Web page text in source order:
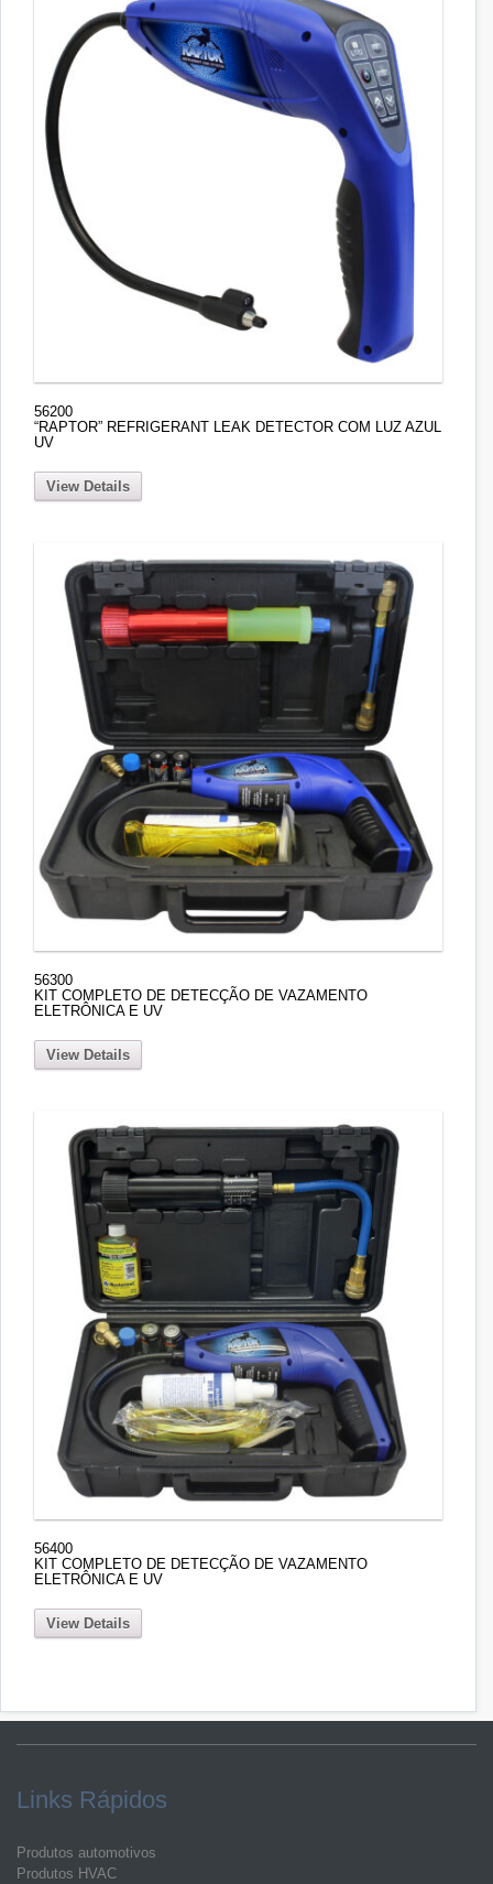
56200
“RAPTOR” REFRIGERANT LEAK DETECTOR COM LUZ AZUL
UV
View Details
56300
KIT COMPLETO DE DETECÇÃO DE VAZAMENTO
ELETRÔNICA E UV
View Details
56400
KIT COMPLETO DE DETECÇÃO DE VAZAMENTO
ELETRÔNICA E UV
View Details
Links Rápidos
Produtos automotivos
Produtos HVAC